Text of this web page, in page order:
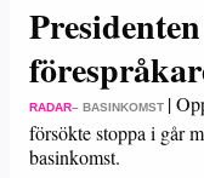
RADAR– BASINKOMST |
försökte stoppa i går
basinkomst.